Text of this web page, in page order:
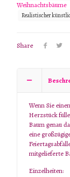
Weihnachtsbäume
Realistischer
Share
Wenn Sie
Herzstück
Baum genau
eine
mitgelieferte
Einzelheiten: